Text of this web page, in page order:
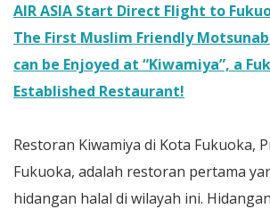
AIR ASIA Start Direct Flight to
The First Muslim Friendly
can be Enjoyed at “Kiwamiya”, a
Established Restaurant!
Restoran Kiwamiya di Kota Fukuoka,
Fukuoka, adalah restoran pertama
hidangan halal di wilayah ini.